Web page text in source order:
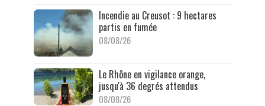
Incendie au Creusot : 9 hectares
partis en fumée
08/08/26
Le Rhône en vigilance orange,
jusqu'à 36 degrés attendus
08/08/26